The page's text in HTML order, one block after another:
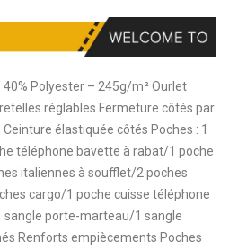
40% Polyester – 245g/m² Ourlet
réglables Fermeture côtés par
élastiquée côtés Poches : 1
téléphone bavette à rabat/1 poche
italiennes à soufflet/2 poches
cargo/1 poche cuisse téléphone
sangle porte-marteau/1 sangle
Renforts empiècements Poches